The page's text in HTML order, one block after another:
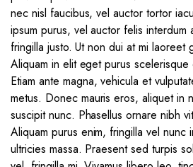
nec nisl faucibus, vel auctor tortor
ipsum purus, vel auctor felis interdum
fringilla justo. Ut non dui at mi laoreet
Aliquam in elit eget purus
Etiam ante magna, vehicula et
metus. Donec mauris eros, aliquet in
suscipit nunc. Phasellus ornare nibh
Aliquam purus enim, fringilla vel nunc
ultricies massa. Praesent sed turpis